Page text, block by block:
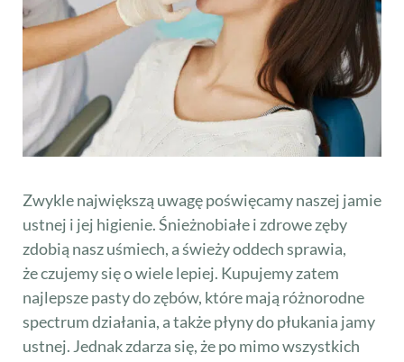
Zwykle największą uwagę poświęcamy naszej jamie
ustnej i jej higienie. Śnieżnobiałe i zdrowe zęby
zdobią nasz uśmiech, a świeży oddech sprawia,
że czujemy się o wiele lepiej. Kupujemy zatem
najlepsze pasty do zębów, które mają różnorodne
spectrum działania, a także płyny do płukania jamy
ustnej. Jednak zdarza się, że po mimo wszystkich